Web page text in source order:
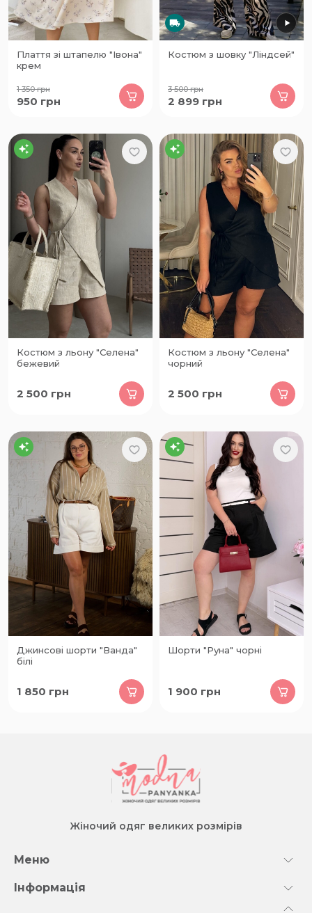
Плаття зі штапелю "Івона"
крем
1 350грн
950 грн
Костюм з шовку "Ліндсей"
3 500грн
2 899 грн
Костюм з льону "Селена"
бежевий
2 500 грн
Костюм з льону "Селена"
чорний
2 500 грн
Джинсові шорти "Ванда"
білі
1 850 грн
Шорти "Руна" чорні
1 900 грн
Жіночий одяг великих розмірів
Меню
Інформація